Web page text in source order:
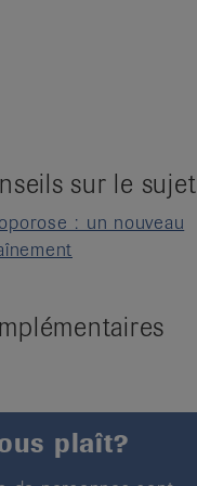
sur le sujet
: un nouveau
plaît?